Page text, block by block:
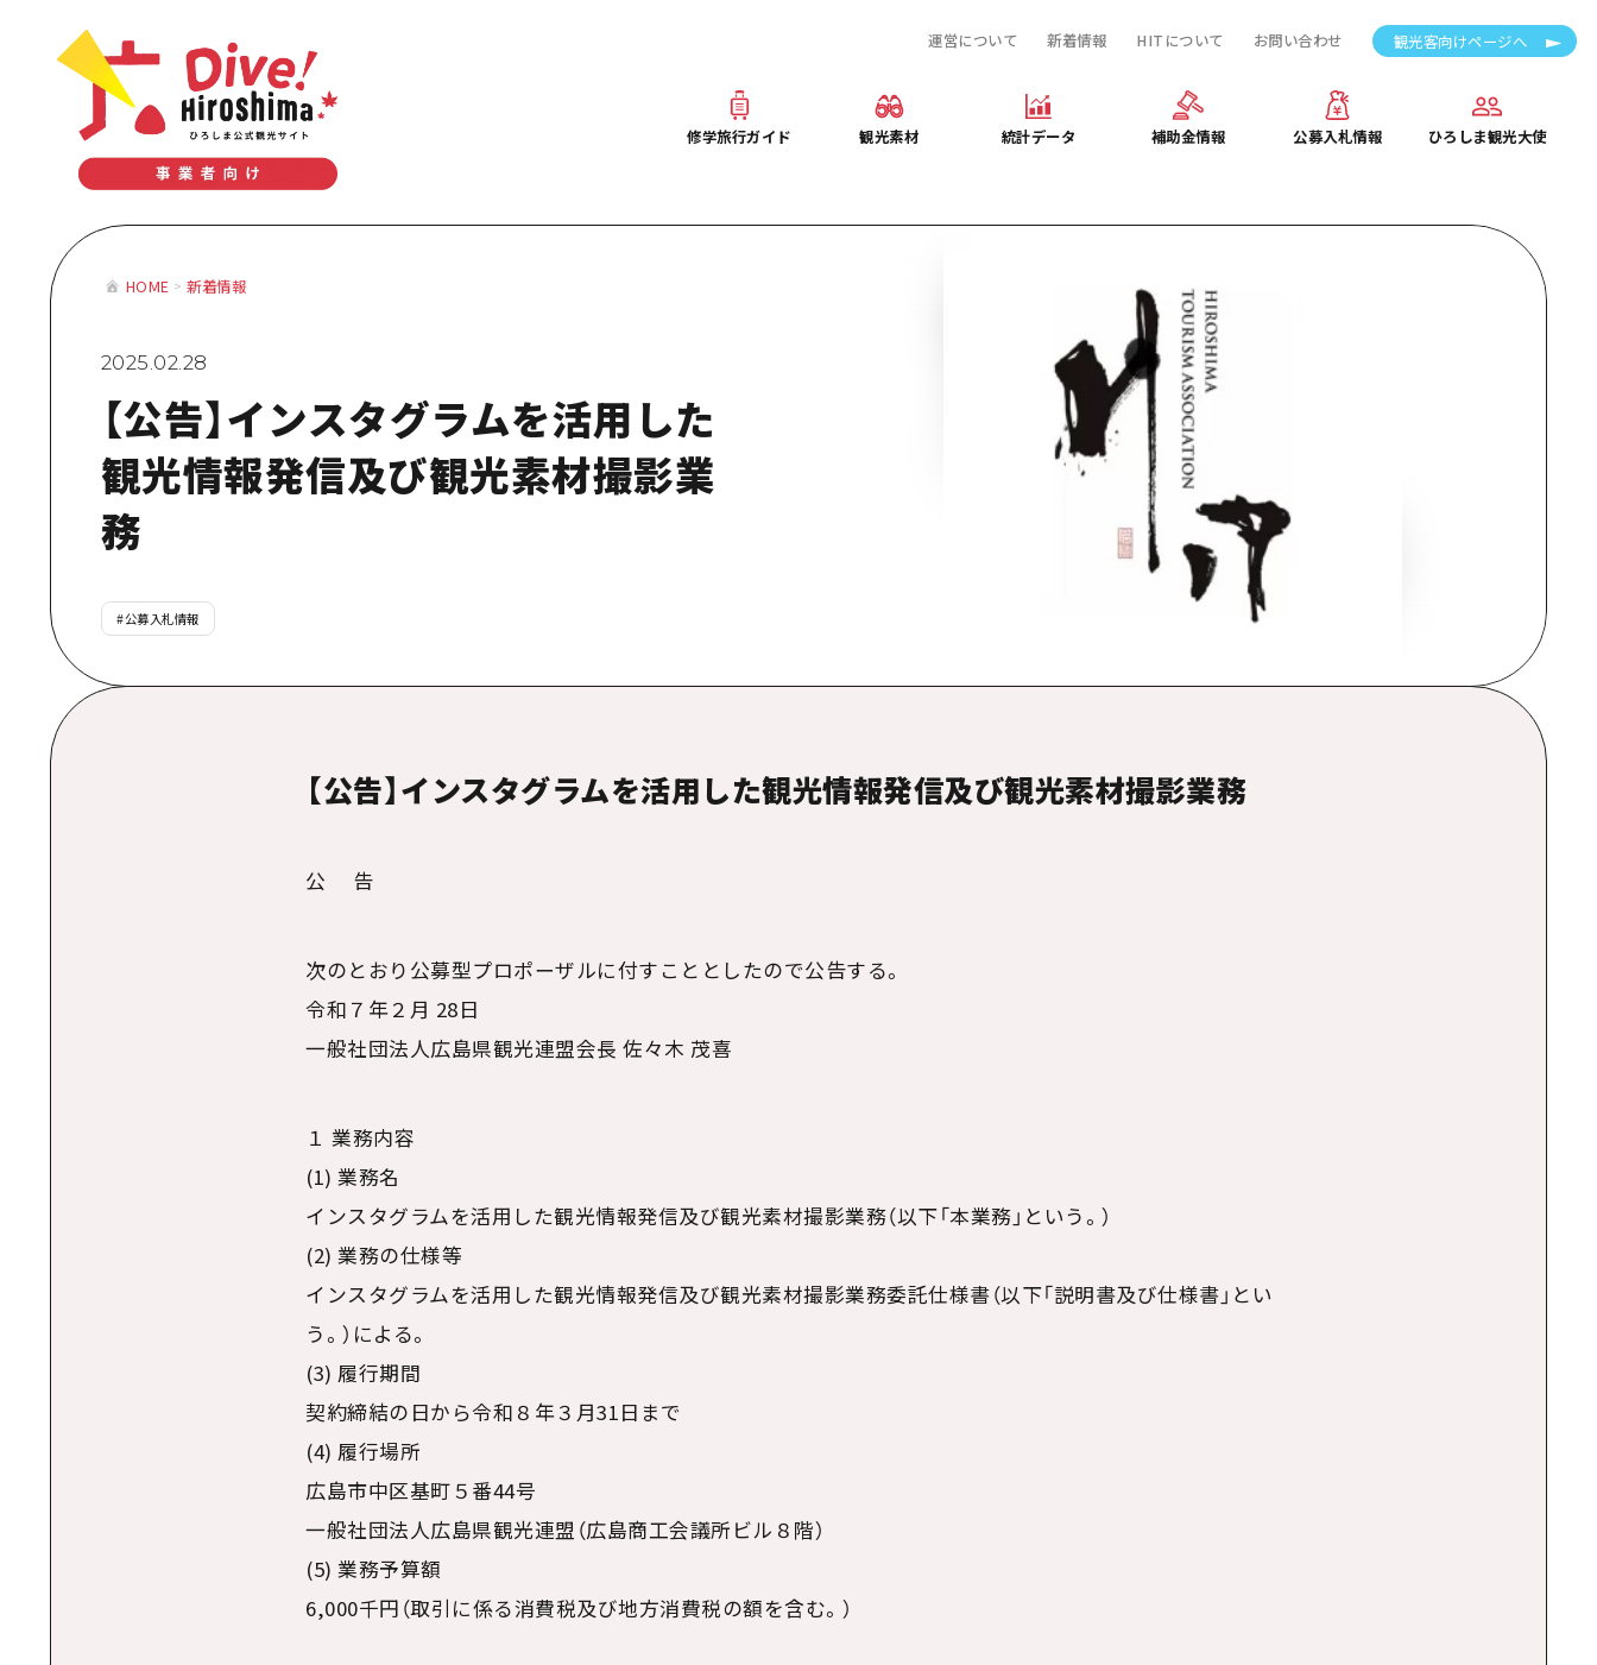
運営について 新着情報 HITについて お問い合わせ 観光客向けページへ
修学旅行ガイド
観光素材
統計データ
補助金情報
公募入札情報
ひろしま観光大使
体験型学習プログラム
オンライン相談窓口
観光素材
HOME 新着情報
2025.02.28
【公告】インスタグラムを活用した
観光情報発信及び観光素材撮影業
務
#公募入札情報
【公告】インスタグラムを活用した観光情報発信及び観光素材撮影業務
公 告
次のとおり公募型プロポーザルに付すこととしたので公告する。
令和７年２月 28日
一般社団法人広島県観光連盟会長 佐々木 茂喜
１ 業務内容
(1) 業務名
インスタグラムを活用した観光情報発信及び観光素材撮影業務（以下「本業務」という。）
(2) 業務の仕様等
インスタグラムを活用した観光情報発信及び観光素材撮影業務委託仕様書（以下「説明書及び仕様書」とい
う。）による。
(3) 履行期間
契約締結の日から令和８年３月31日まで
(4) 履行場所
広島市中区基町５番44号
一般社団法人広島県観光連盟（広島商工会議所ビル８階）
(5) 業務予算額
6,000千円（取引に係る消費税及び地方消費税の額を含む。）